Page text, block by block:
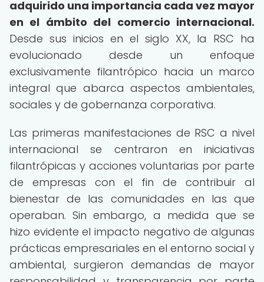
adquirido una importancia cada vez mayor
en el ámbito del comercio internacional.
Desde sus inicios en el siglo XX, la RSC ha
evolucionado desde un enfoque
exclusivamente filantrópico hacia un marco
integral que abarca aspectos ambientales,
sociales y de gobernanza corporativa.
Las primeras manifestaciones de RSC a nivel
internacional se centraron en iniciativas
filantrópicas y acciones voluntarias por parte
de empresas con el fin de contribuir al
bienestar de las comunidades en las que
operaban. Sin embargo, a medida que se
hizo evidente el impacto negativo de algunas
prácticas empresariales en el entorno social y
ambiental, surgieron demandas de mayor